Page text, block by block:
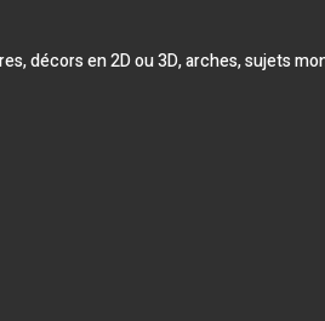
décors en 2D ou 3D, arches, sujets